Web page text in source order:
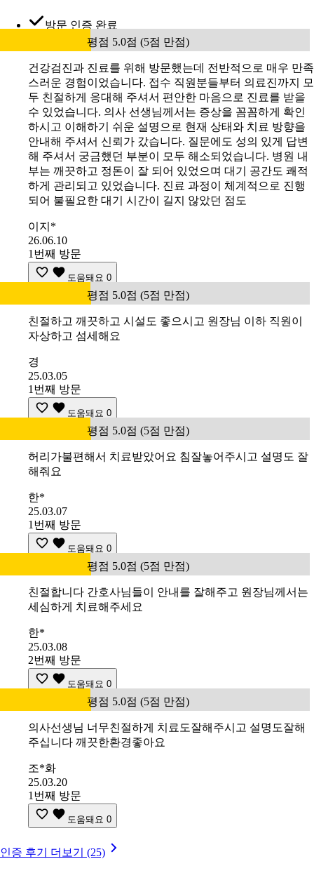
방문 인증 완료
평점 5.0점 (5점 만점)
건강검진과 진료를 위해 방문했는데 전반적으로 매우 만족
스러운 경험이었습니다. 접수 직원분들부터 의료진까지 모
두 친절하게 응대해 주셔서 편안한 마음으로 진료를 받을
수 있었습니다. 의사 선생님께서는 증상을 꼼꼼하게 확인
하시고 이해하기 쉬운 설명으로 현재 상태와 치료 방향을
안내해 주셔서 신뢰가 갔습니다. 질문에도 성의 있게 답변
해 주셔서 궁금했던 부분이 모두 해소되었습니다. 병원 내
부는 깨끗하고 정돈이 잘 되어 있었으며 대기 공간도 쾌적
하게 관리되고 있었습니다. 진료 과정이 체계적으로 진행
되어 불필요한 대기 시간이 길지 않았던 점도
이지*
26.06.10
1번째 방문
도움돼요 0
평점 5.0점 (5점 만점)
친절하고 깨끗하고 시설도 좋으시고 원장님 이하 직원이
자상하고 섬세해요
경
25.03.05
1번째 방문
도움돼요 0
평점 5.0점 (5점 만점)
허리가불편해서 치료받았어요 침잘놓어주시고 설명도 잘
해줘요
한*
25.03.07
1번째 방문
도움돼요 0
평점 5.0점 (5점 만점)
친절합니다 간호사님들이 안내를 잘해주고 원장님께서는
세심하게 치료해주세요
한*
25.03.08
2번째 방문
도움돼요 0
평점 5.0점 (5점 만점)
의사선생님 너무친절하게 치료도잘해주시고 설명도잘해
주십니다 깨끗한환경좋아요
조*화
25.03.20
1번째 방문
도움돼요 0
인증 후기 더보기 (25)